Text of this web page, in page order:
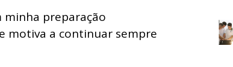
preparação
motiva a continuar sempre